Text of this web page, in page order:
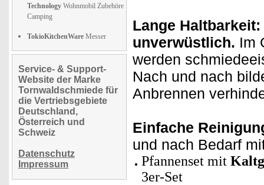
Technology Wohnmobil Zubehöre
Camping
TokioKitchenWare Messer
Service- & Support-
Website der Marke
Tornwaldschmiede für
die Vertriebsgebiete
Deutschland,
Österreich und
Schweiz
Datenschutz
Impressum
Lange Haltbarkeit:
unverwüstlich. Im
werden
Nach und nach
Anbrennen
Einfache
und nach Bedarf
Pfannenset mit
3er-Set